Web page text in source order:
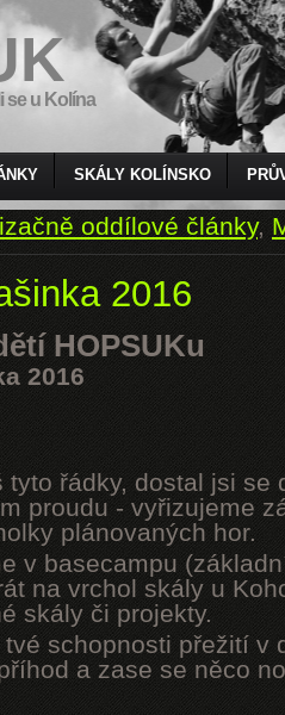
se u Kolína
SKÁLY KOLÍNSKO
oddílové články,
2016
HOPSUKu
2016
tyto řádky, dostal jsi se
proudu - vyřizujeme
plánovaných hor.
v basecampu
na vrchol skály u
skály či projekty.
schopnosti přežití v
a zase se něco